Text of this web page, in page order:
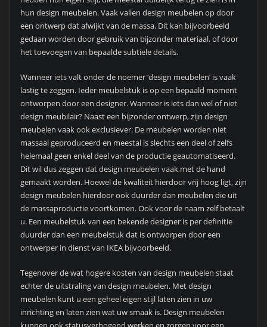
hun design meubelen. Vaak vallen design meubelen op door
een ontwerp dat afwijkt van de massa. Dit kan bijvoorbeeld
gedaan worden door gebruik van bijzonder materiaal, of door
het toevoegen van bepaalde subtiele details.
Wanneer iets valt onder de noemer ‘design meubelen’ is vaak
lastig te zeggen. Ieder meubelstuk is op een bepaald moment
ontworpen door een designer. Wanneer is iets dan wel of niet
design meubilair? Naast een bijzonder ontwerp, zijn design
meubelen vaak ook exclusiever. De meubelen worden niet
massaal geproduceerd en meestal is slechts een deel of zelfs
helemaal geen enkel deel van de productie geautomatiseerd.
Dit wil dus zeggen dat design meubelen vaak met de hand
gemaakt worden. Hoewel de kwaliteit hierdoor vrij hoog ligt, zijn
design meubelen hierdoor ook duurder dan meubelen die uit
de massaproductie voortkomen. Ook voor de naam zelf betaalt
u. Een meubelstuk van een bekende designer is per definitie
duurder dan een meubelstuk dat is ontworpen door een
ontwerper in dienst van IKEA bijvoorbeeld.
Tegenover de wat hogere kosten van design meubelen staat
echter de uitstraling van design meubelen. Met design
meubelen kunt u een geheel eigen stijl laten zien in uw
inrichting en laten zien wat uw smaak is. Design meubelen